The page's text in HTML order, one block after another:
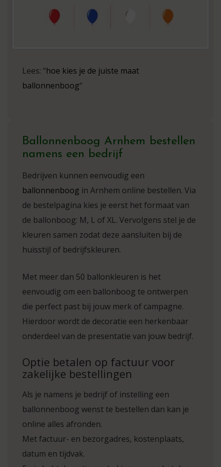
Lees: “hoe kies je de juiste maat
ballonnenboog“
Ballonnenboog Arnhem bestellen
namens een bedrijf
Bedrijven kunnen eenvoudig een
ballonnenboog in Arnhem online bestellen. Via
de bestelpagina kies je eerst het formaat van
de ballonboog: M, L of XL. Vervolgens stel je de
kleuren samen zodat deze aansluiten bij de
huisstijl of bedrijfskleuren.
Met meer dan 50 ballonkleuren is het
eenvoudig om een ballonboog te ontwerpen
die perfect past bij jouw merk of campagne.
Hierdoor wordt de decoratie een herkenbaar
onderdeel van de presentatie van jouw bedrijf.
Optie betalen op factuur voor
zakelijke bestellingen
Als je namens je bedrijf of instelling een
ballonnenboog wenst te bestellen dan kan je
online alles afronden.
Met factuur- en bezorgadres, kostenplaats,
datum en tijdvak.